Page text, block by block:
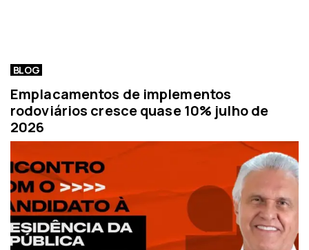
BLOG
Emplacamentos de implementos
rodoviários cresce quase 10% julho de
2026